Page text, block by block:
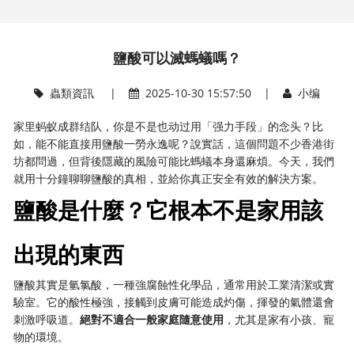
鹽酸可以滅螞蟻嗎？
蟲類資訊| 2025-10-30 15:57:50 | 小编
家里蚂蚁成群结队，你是不是也动过用「强力手段」的念头？比
如，能不能直接用鹽酸一勞永逸呢？說實話，這個問題不少香港街
坊都問過，但背後隱藏的風險可能比螞蟻本身還麻煩。今天，我們
就用十分鐘聊聊鹽酸的真相，並給你真正安全有效的解決方案。
鹽酸是什麼？它根本不是家用該
出現的東西
鹽酸其實是氫氯酸，一種強腐蝕性化學品，通常用於工業清潔或實
驗室。它的酸性極強，接觸到皮膚可能造成灼傷，揮發的氣體還會
刺激呼吸道。​​絕對不適合一般家庭隨意使用​ ​，尤其是家有小孩、寵
物的環境。